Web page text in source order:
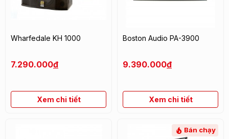
Wharfedale KH 1000
7.290.000đ
Xem chi tiết
Boston Audio PA-3900
9.390.000đ
Xem chi tiết
Bán chạy